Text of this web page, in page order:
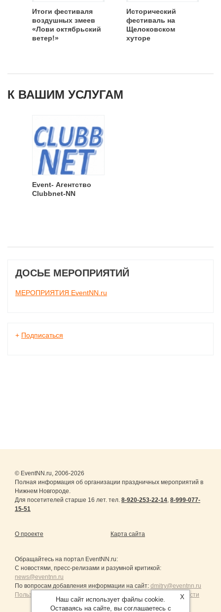
Итоги фестиваля
воздушных змеев
«Лови октябрьский
ветер!»
Исторический
фестиваль на
Щелоковском
хуторе
К ВАШИМ УСЛУГАМ
Event- Агентство
Clubbnet-NN
ДОСЬЕ МЕРОПРИЯТИЙ
МЕРОПРИЯТИЯ EventNN.ru
+ Подписаться
© EventNN.ru, 2006-2026
Полная информация об организации праздничных мероприятий в
Нижнем Новгороде.
Для посетителей старше 16 лет. тел. 8-920-253-22-14, 8-999-077-
15-51
О проекте Карта сайта
Обращайтесь на портал EventNN.ru:
С новостями, пресс-релизами и разумной критикой:
news@eventnn.ru
По вопросам добавления информации на сайт: dmitry@eventnn.ru
Пользовательское Соглашение и политика конфиденциальности
X
Наш сайт использует файлы cookie.
Оставаясь на сайте, вы соглашаетесь с